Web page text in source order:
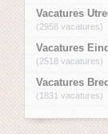
Vacatures
(2958 vacatures)
Vacatures
(2518 vacatures)
Vacatures
(1831 vacatures)